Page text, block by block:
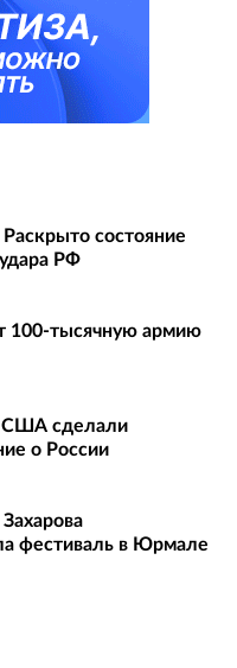
состояние
РФ
100-тысячную армию
США сделали
о России
фестиваль в Юрмале